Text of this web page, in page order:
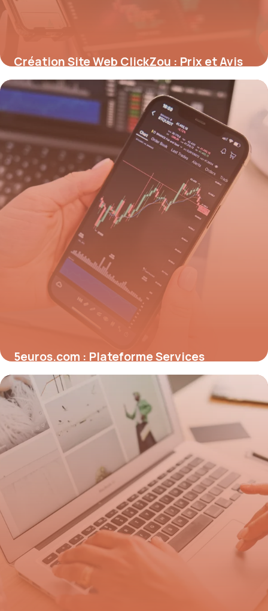
Création Site Web ClickZou : Prix et Avis
2026
15 mai 2026
5euros.com : Plateforme Services
Freelance
10 mai 2026